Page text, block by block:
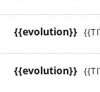
{{evolution}}
{{evolution}}